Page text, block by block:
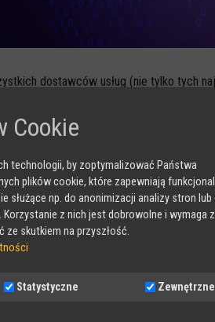
dostawców usług (nie tylko tych
i stosowania ujednoliconego
obecnych w internecie i
wszystkich firm dostarczających
plików w internecie i publikację
przemoc czy seksualne
m.in., że użytkownicy będą mogli
z należytą starannością". -
Na
usuwanie nielegalnych treści
oraz
Cookie
technologii, by zoptymalizować Państwa
plików cookie, które zapewniają
służące np. do anonimizacji analizy stron lub
z nich jest dobrowolne i wymaga
ze skutkiem na przyszłość.
Statystyczne Zewnętrzne